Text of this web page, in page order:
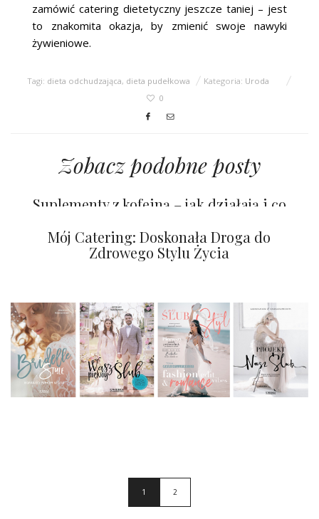
zamówić catering dietetyczny jeszcze taniej – jest
to znakomita okazja, by zmienić swoje nawyki
żywieniowe.
Tagi: dieta odchudzająca, dieta pudełkowa Kategoria: Uroda
0
Zobacz podobne posty
Suplementy z kofeiną – jak działają i co
Romantyczne Walentynki z Netflix
Mój Catering: Doskonała Droga do
Zdrowego Stylu Życia
1 2